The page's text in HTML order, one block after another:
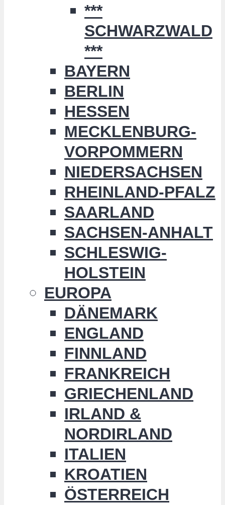
***
SCHWARZWALD
***
BAYERN
BERLIN
HESSEN
MECKLENBURG-
VORPOMMERN
NIEDERSACHSEN
RHEINLAND-PFALZ
SAARLAND
SACHSEN-ANHALT
SCHLESWIG-
HOLSTEIN
EUROPA
DÄNEMARK
ENGLAND
FINNLAND
FRANKREICH
GRIECHENLAND
IRLAND &
NORDIRLAND
ITALIEN
KROATIEN
ÖSTERREICH